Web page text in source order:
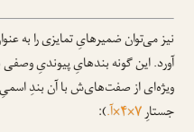
نیز می‌توان ضمیرهایِ تمایزی را به
آورد. این گونه بندهایِ پیوندیِ
ویژه‌ای از صفت‌های‌ش با آن بندِ
جستارِ۷×۴×آ.
):